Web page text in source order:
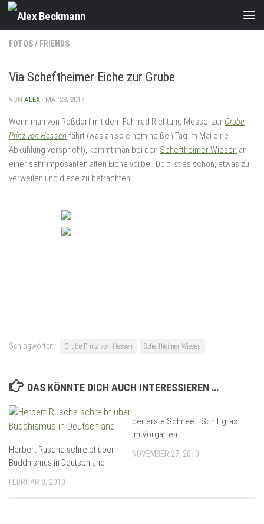
Zum Inhalt springen
FOTOS/ FRIENDS
Via Scheftheimer Eiche zur Grube
VON ALEX · MAI 28, 2017
Wenn man von Roßdorf mit dem Fahrrad Richtung Messel zur Grube
Prinz von Hessen fährt (was an so einem heißen Tag im Mai eine
Abkühlung verspricht), kommt man bei den Scheftheimer Wiesen an
einer sehr imposanten alten Eiche vorbei. Dort ist es schön, etwas zu
verweilen und diese zu betrachten.
Schlagwörter: Grube Prinz von Hessen Scheftheimer Wiesen
DAS KÖNNTE DICH AUCH INTERESSIEREN …
Herbert Rusche schreibt über
Buddhismus in Deutschland
FEBRUAR 8, 2010
der erste Schnee… Schilfgras
im Vorgarten
NOVEMBER 27, 2010